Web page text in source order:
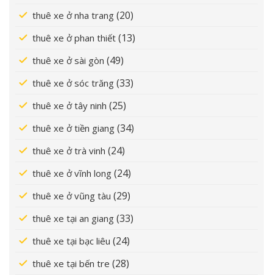
thuê xe ở nha trang (20)
thuê xe ở phan thiết (13)
thuê xe ở sài gòn (49)
thuê xe ở sóc trăng (33)
thuê xe ở tây ninh (25)
thuê xe ở tiền giang (34)
thuê xe ở trà vinh (24)
thuê xe ở vĩnh long (24)
thuê xe ở vũng tàu (29)
thuê xe tại an giang (33)
thuê xe tại bạc liêu (24)
thuê xe tại bến tre (28)